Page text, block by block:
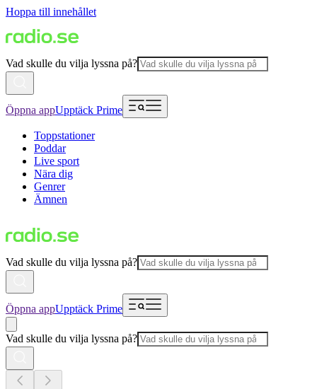
Hoppa till innehållet
Vad skulle du vilja lyssna på?
Öppna appUpptäck Prime
Toppstationer
Poddar
Live sport
Nära dig
Genrer
Ämnen
Vad skulle du vilja lyssna på?
Öppna appUpptäck Prime
Vad skulle du vilja lyssna på?